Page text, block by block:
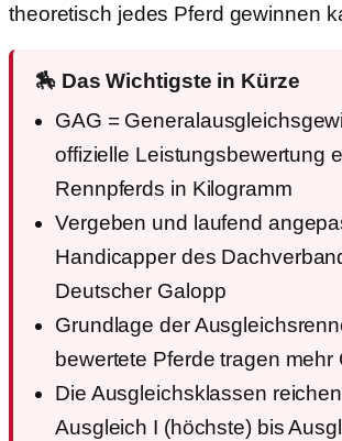
theoretisch jedes Pferd gewinnen
🏇 Das Wichtigste in Kürze
GAG =
offizielle Leistungsbewertung
Rennpferds in Kilogramm
Vergeben und laufend
Handicapper des
Deutscher Galopp
Grundlage der
bewertete Pferde tragen mehr
Die Ausgleichsklassen
Ausgleich I (höchste) bis